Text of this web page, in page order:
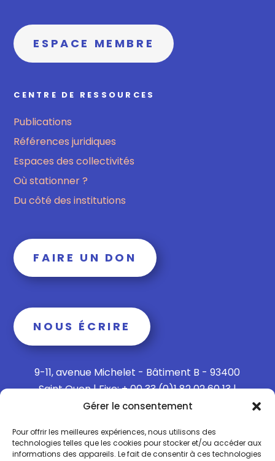
Gérer le consentement
Pour offrir les meilleures expériences, nous utilisons des
technologies telles que les cookies pour stocker et/ou accéder aux
informations des appareils. Le fait de consentir à ces technologies
ESPACE MEMBRE
CENTRE DE RESSOURCES
Publications
Références juridiques
Espaces des collectivités
Où stationner ?
Du côté des institutions
FAIRE UN DON
NOUS ÉCRIRE
9-11, avenue Michelet - Bâtiment B - 93400
Saint Ouen | Fixe: + 00 33 (0)1 82 02 60 13 |
Mobile: + 00 33 (0)6 15 73 65 40